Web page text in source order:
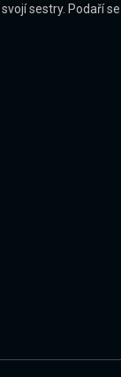
sestry. Podaří